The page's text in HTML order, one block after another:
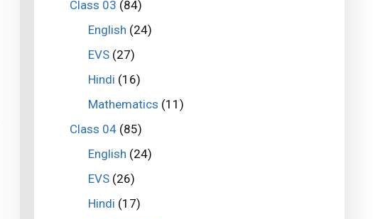
Class 03 (84)
English (24)
EVS(27)
Hindi (16)
Mathematics (11)
Class 04 (85)
English (24)
EVS(26)
Hindi (17)